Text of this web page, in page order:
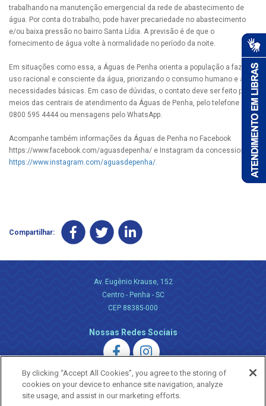
trabalhando na manutenção emergencial da rede de abastecimento de
água. Por conta do trabalho, pode haver precariedade no abastecimento
e/ou baixa pressão no bairro Santa Lídia. A previsão é de que o
fornecimento de água volte à normalidade no período da noite.
Em situações como essa, a Águas de Penha orienta a população a fazer
uso racional e consciente da água, priorizando o consumo humano e as
necessidades básicas. Em caso de dúvidas, o contato deve ser feito por
meios das centrais de atendimento da Águas de Penha, pelo telefone
0800 595 4444 ou mensagens pelo WhatsApp.
Acompanhe também informações da Águas de Penha no Facebook
https://www.facebook.com/aguasdepenha/ e Instagram da concessionária
https://www.instagram.com/aguasdepenha/.
Compartilhar:
Av. Eugênio Krause, 152
Centro - Penha - SC
CEP 88385-000
Nossas Redes Sociais
By clicking “Accept All Cookies”, you agree to the storing of
cookies on your device to enhance site navigation, analyze
site usage, and assist in our marketing efforts.